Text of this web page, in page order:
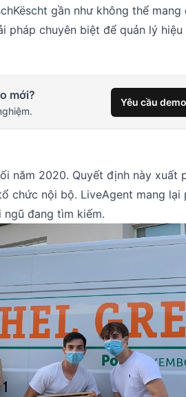
gần như không thể
chuyên biệt để quản lý
mới?
Yêu cầu demo
năm 2020. Quyết định này xuất
chức nội bộ. LiveAgent mang lại
đang tìm kiếm.